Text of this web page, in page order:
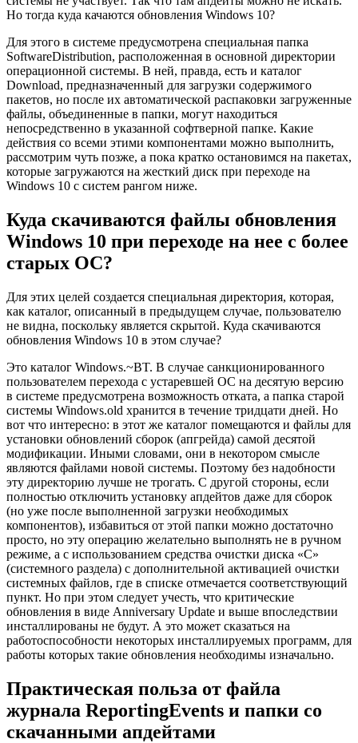
Но тогда куда качаются обновления Windows 10?
Для этого в системе предусмотрена специальная папка
SoftwareDistribution, расположенная в основной директории
операционной системы. В ней, правда, есть и каталог
Download, предназначенный для загрузки содержимого
пакетов, но после их автоматической распаковки загруженные
файлы, объединенные в папки, могут находиться
непосредственно в указанной софтверной папке. Какие
действия со всеми этими компонентами можно выполнить,
рассмотрим чуть позже, а пока кратко остановимся на пакетах,
которые загружаются на жесткий диск при переходе на
Windows 10 с систем рангом ниже.
Куда скачиваются файлы обновления
Windows 10 при переходе на нее с более
старых ОС?
Для этих целей создается специальная директория, которая,
как каталог, описанный в предыдущем случае, пользователю
не видна, поскольку является скрытой. Куда скачиваются
обновления Windows 10 в этом случае?
Это каталог Windows.~BT. В случае санкционированного
пользователем перехода с устаревшей ОС на десятую версию
в системе предусмотрена возможность отката, а папка старой
системы Windows.old хранится в течение тридцати дней. Но
вот что интересно: в этот же каталог помещаются и файлы для
установки обновлений сборок (апгрейда) самой десятой
модификации. Иными словами, они в некотором смысле
являются файлами новой системы. Поэтому без надобности
эту директорию лучше не трогать. С другой стороны, если
полностью отключить установку апдейтов даже для сборок
(но уже после выполненной загрузки необходимых
компонентов), избавиться от этой папки можно достаточно
просто, но эту операцию желательно выполнять не в ручном
режиме, а с использованием средства очистки диска «С»
(системного раздела) с дополнительной активацией очистки
системных файлов, где в списке отмечается соответствующий
пункт. Но при этом следует учесть, что критические
обновления в виде Anniversary Update и выше впоследствии
инсталлированы не будут. А это может сказаться на
работоспособности некоторых инсталлируемых программ, для
работы которых такие обновления необходимы изначально.
Практическая польза от файла
журнала ReportingEvents и папки со
скачанными апдейтами